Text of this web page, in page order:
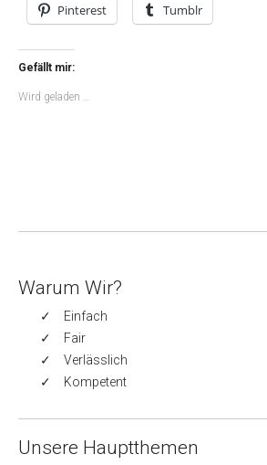
Pinterest Tumblr
Gefällt mir:
Wird geladen …
Warum Wir?
Einfach
Fair
Verlässlich
Kompetent
Unsere Hauptthemen